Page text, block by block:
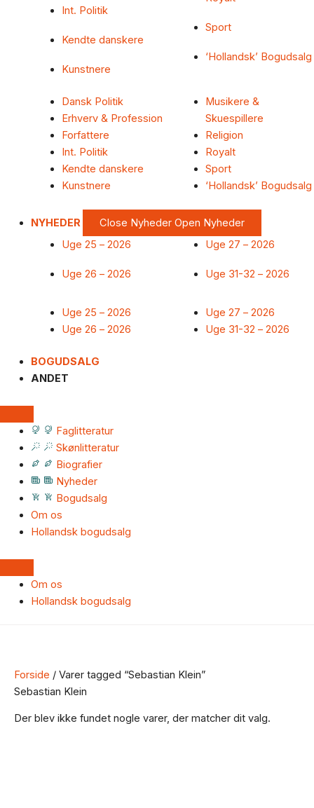
Int. Politik
Kendte danskere
Kunstnere
Sport
‘Hollandsk’ Bogudsalg
Dansk Politik
Erhverv & Profession
Forfattere
Int. Politik
Kendte danskere
Kunstnere
Musikere &
Skuespillere
Religion
Royalt
Sport
‘Hollandsk’ Bogudsalg
NYHEDER Close Nyheder Open Nyheder
Uge 25 – 2026
Uge 26 – 2026
Uge 27 – 2026
Uge 31-32 – 2026
Uge 25 – 2026
Uge 26 – 2026
Uge 27 – 2026
Uge 31-32 – 2026
BOGUDSALG
ANDET
Faglitteratur
Skønlitteratur
Biografier
Nyheder
Bogudsalg
Om os
Hollandsk bogudsalg
Om os
Hollandsk bogudsalg
Forside / Varer tagged “Sebastian Klein”
Sebastian Klein
Der blev ikke fundet nogle varer, der matcher dit valg.